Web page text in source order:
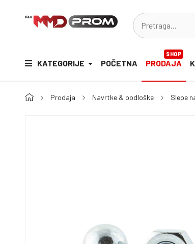
KATEGORIJE POČETNA PRODAJA
SHOP
Prodaja Navrtke & podloške Slepe